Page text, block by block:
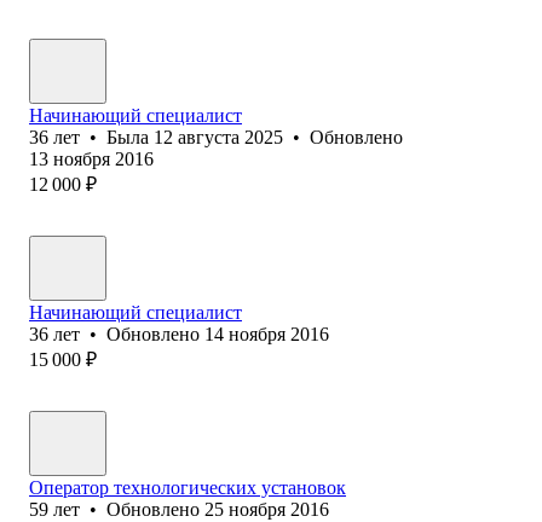
Начинающий специалист
36 лет • Была 12 августа 2025 • Обновлено
13 ноября 2016
12 000 ₽
Начинающий специалист
36 лет • Обновлено 14 ноября 2016
15 000 ₽
Оператор технологических установок
59 лет • Обновлено 25 ноября 2016